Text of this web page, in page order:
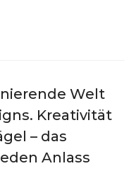
Welt
Kreativität
– das
Anlass